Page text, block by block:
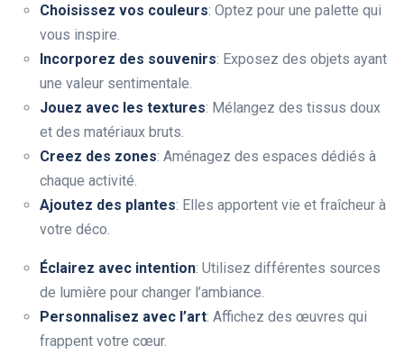
Choisissez vos couleurs: Optez pour une palette qui
vous inspire.
Incorporez des souvenirs: Exposez des objets ayant
une valeur sentimentale.
Jouez avec les textures: Mélangez des tissus doux
et des matériaux bruts.
Creez des zones: Aménagez des espaces dédiés à
chaque activité.
Ajoutez des plantes: Elles apportent vie et fraîcheur à
votre déco.
Éclairez avec intention: Utilisez différentes sources
de lumière pour changer l’ambiance.
Personnalisez avec l’art: Affichez des œuvres qui
frappent votre cœur.